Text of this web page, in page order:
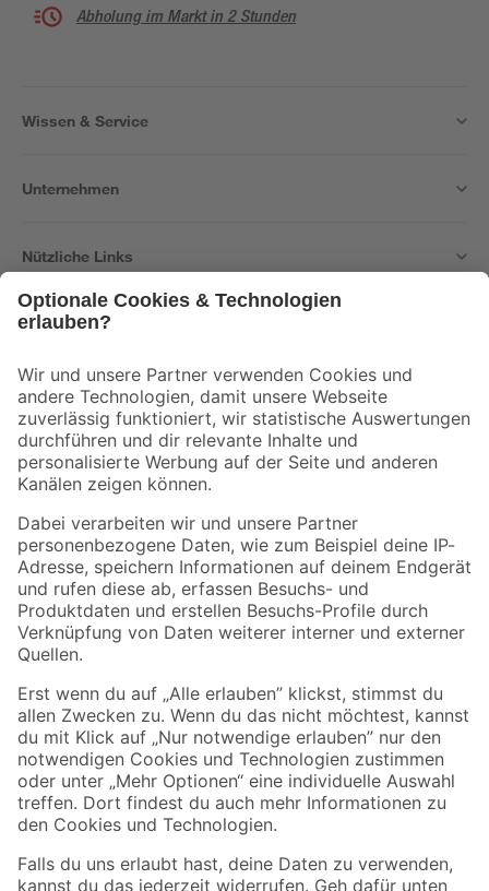
Abholung im Markt in 2 Stunden
Wissen & Service
Unternehmen
Nützliche Links
Der toom Newsletter: Keine Angebote und Aktionen mehr verpassen!
Zur Newsletter Anmeldung
Folge uns
Zahlungsarten Versandarten
Sicher einkaufen
Jetzt die toom-App herunterladen